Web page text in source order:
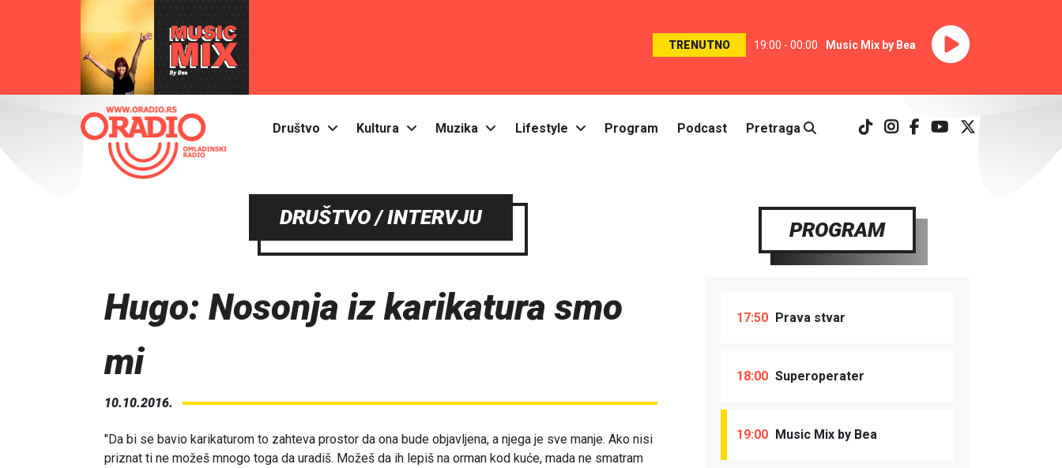
TRENUTNO 19:00 - 00:00 Music Mix by Bea
Društvo Kultura Muzika Lifestyle Program Podcast Pretraga
DRUŠTVO / INTERVJU
Hugo: Nosonja iz karikatura smo
mi
10.10.2016.
"Da bi se bavio karikaturom to zahteva prostor da ona bude objavljena, a njega je sve manje. Ako nisi
priznat ti ne možeš mnogo toga da uradiš. Možeš da ih lepiš na orman kod kuće, mada ne smatram
PROGRAM
17:50 Prava stvar
18:00 Superoperater
19:00 Music Mix by Bea